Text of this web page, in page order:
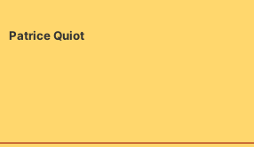
Patrice Quiot